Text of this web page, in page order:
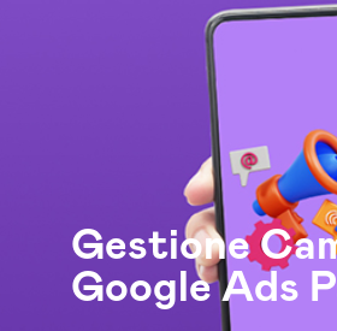
Gestione
Google Ads